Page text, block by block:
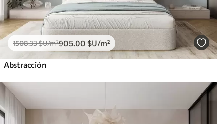
1508.33$U/m²905 .00 $U/m²
Abstracción